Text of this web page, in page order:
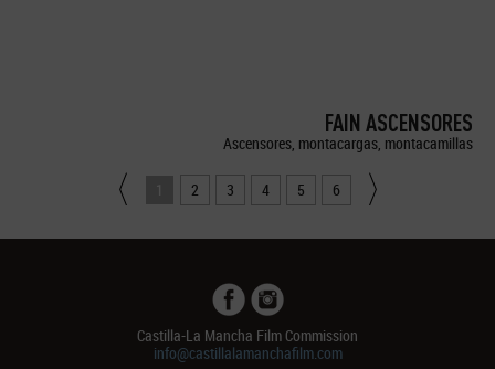
FAIN ASCENSORES
Ascensores, montacargas, montacamillas
1 2 3 4 5 6
Castilla-La Mancha Film Commission
info@castillalamanchafilm.com